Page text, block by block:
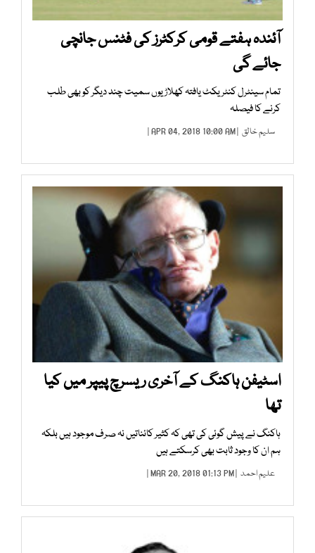
آئندہ ہفتے قومی کرکٹرز کی فٹنس جانچی
جائے گی
تمام سینٹرل کنٹریکٹ یافتہ کھلاڑیوں سمیت چند دیگر کو بھی طلب
کرنے کا فیصلہ
سلیم خالق | APR 04, 2018 10:00 AM |
اسٹیفن ہاکنگ کے آخری ریسرچ پیپر میں کیا
تھا
ہاکنگ نے پیش گوئی کی تھی کہ کثیر کائناتیں نہ صرف موجود ہیں بلکہ
ہم ان کا وجود ثابت بھی کرسکتے ہیں
علیم احمد | MAR 20, 2018 01:13 PM |